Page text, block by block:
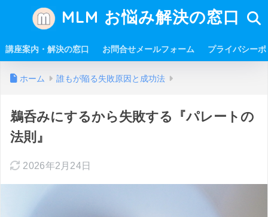
MLM お悩み解決の窓口
講座案内・解決の窓口 お問合せメールフォーム プライバシー
ホーム 誰もが陥る失敗原因と成功法
鵜呑みにするから失敗する『パレートの
法則』
2026年2月24日